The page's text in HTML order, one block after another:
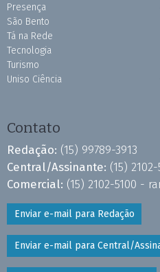
Presença
São Bento
Tá na Rede
Tecnologia
Turismo
Uniso Ciência
Contato
Redação: (15) 99789-3913
Central/Assinante: (15)
Comercial: (15) 2102-5100 -
Enviar e-mail para Redação
Enviar e-mail para Central/